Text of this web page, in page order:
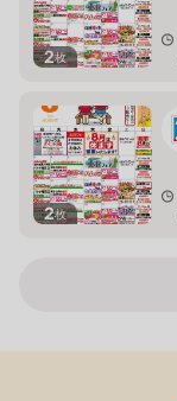
2枚
2枚